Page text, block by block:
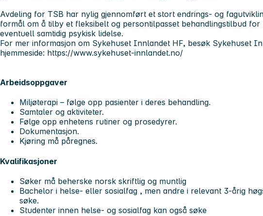
Avdeling for TSB har nylig gjennomført et stort endrings- og
formål om å tilby et fleksibelt og persontilpasset behandlingstilbud for
eventuell samtidig psykisk lidelse.
For mer informasjon om Sykehuset Innlandet HF, besøk Sykehuset
hjemmeside: https://www.sykehuset-innlandet.no/
Arbeidsoppgaver
Miljøterapi – følge opp pasienter i deres behandling.
Samtaler og aktiviteter.
Følge opp enhetens rutiner og prosedyrer.
Dokumentasjon.
Kjøring må påregnes.
Kvalifikasjoner
Søker må beherske norsk skriftlig og muntlig
Bachelor i helse- eller sosialfag , men andre i relevant 3-årig
søke.
Studenter innen helse- og sosialfag kan også søke